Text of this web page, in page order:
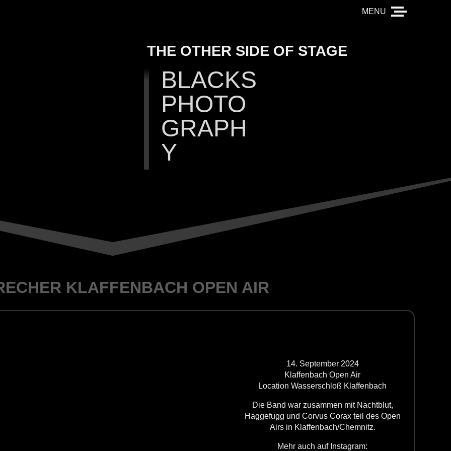
THE OTHER SIDE OF STAGE
BLACKS
PHOTO
GRAPH
Y
KLAFFENBACH OPEN AIR
14. September 2024
Klaffenbach Open Air
Location Wasserschloß Klaffenbach
Die Band war zusammen mit Nachtblut,
Haggefugg und Corvus Corax teil des Open
Airs in Klaffenbach/Chemnitz.
Mehr auch auf Instagram: